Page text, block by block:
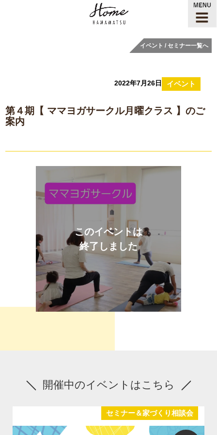
イベント / セミナー一覧へ
イベント
2022年7月26日
第４期【 ママヨガサークル月曜クラス 】のご
案内
このイベントは
終了しました
開催中のイベントはこちら
セミナー＆家づくり相談会